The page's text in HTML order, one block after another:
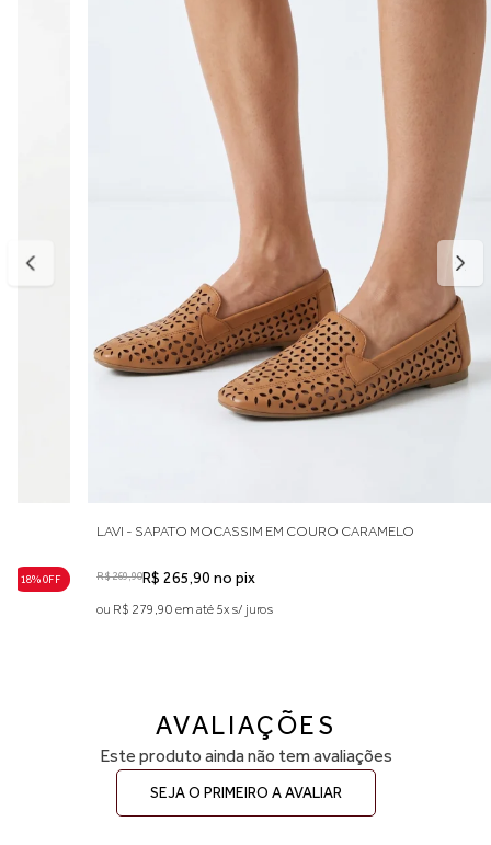
Altura do salto: aproximadamente 3 cm
Diferenciais: palmilha termoconformada com insumos reciclados,
mais conforto e melhor adaptação ao pé, couro com textura suave,
sola com leve elevação que traz estabilidade, detalhe metálico
sofisticado no cabedal, design versátil para diferentes ocasiões
35 — aproximadamente 23,3 cm
36 — aproximadamente 24 cm
37 — aproximadamente 24,6 cm
38 — aproximadamente 25,3 cm
39 — aproximadamente 26 cm
Para escolher o tamanho ideal, meça seu pé do dedão até o
calcanhar e adicione cerca de 0,5 cm de folga para garantir conforto
no uso. Se estiver entre dois tamanhos, opte pelo maior para um
18% 0FF
LAVI - SAPATO MOCASSIM EM COURO CARAMELO
R$ 269,90R$ 265,90 no pix
ou R$ 279,90 em até 5x s/ juros
AVALIAÇÕES
Este produto ainda não tem avaliações
SEJA O PRIMEIRO A AVALIAR